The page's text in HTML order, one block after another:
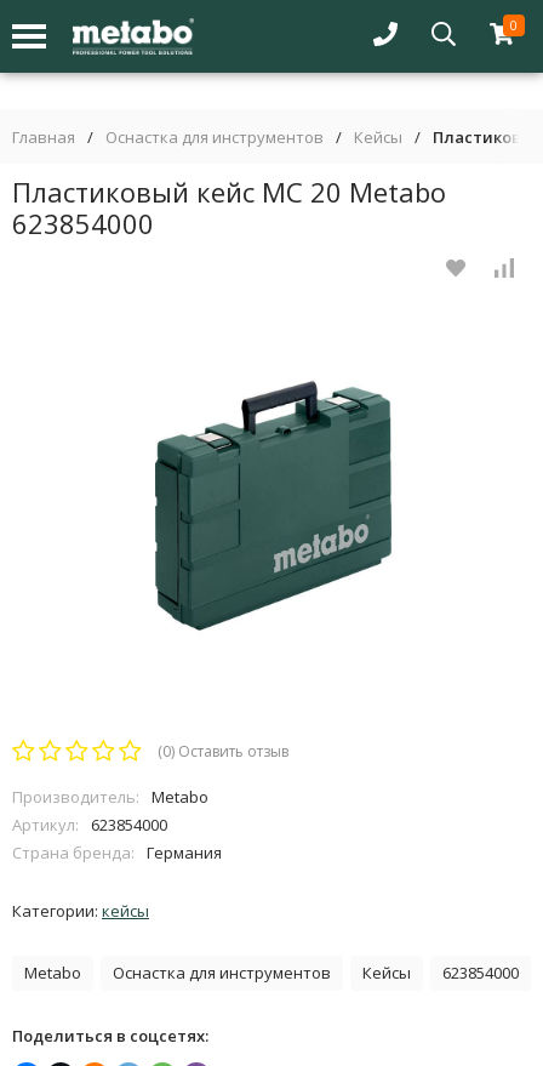
0
Главная / Оснастка для инструментов / Кейсы / Пластиковый
Пластиковый кейс MC 20 Metabo
623854000
(0) Оставить отзыв
Производитель:
Metabo
Артикул:
623854000
Страна бренда:
Германия
Категории: кейсы
Metabo Оснастка для инструментов Кейсы 623854000
Поделиться в соцсетях: